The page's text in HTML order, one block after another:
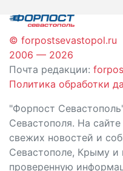
© forpostsevastopol.ru
2006 — 2026
Почта редакции:
Политика обработки
"Форпост
Севастополя. На сайте
свежих новостей и
Севастополе, Крыму
проверенную